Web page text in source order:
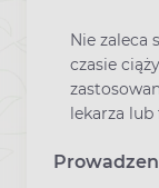
Nie zaleca
czasie
lekarza